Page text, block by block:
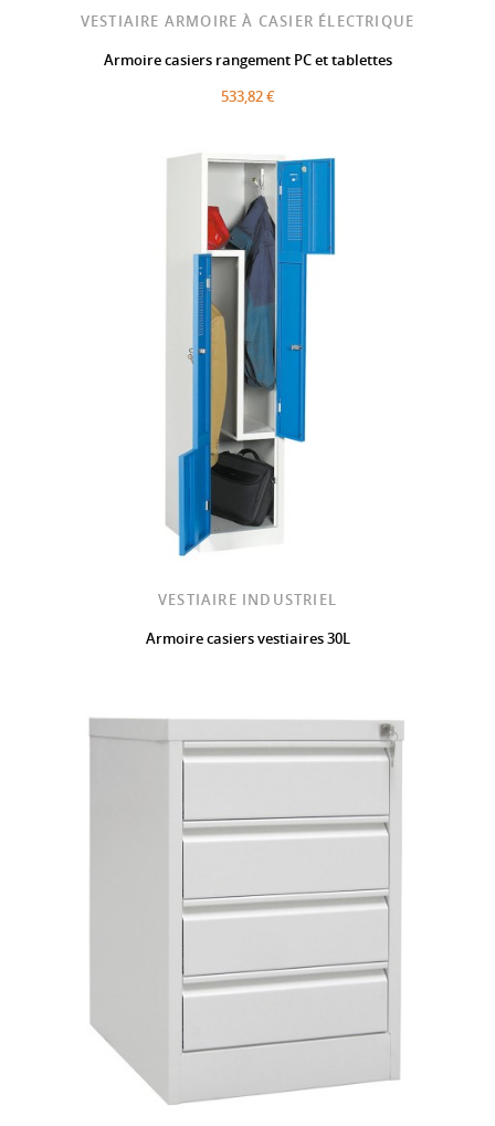
VESTIAIRE ARMOIRE À CASIER ÉLECTRIQUE
Armoire casiers rangement PC et tablettes
533,82 €
VESTIAIRE INDUSTRIEL
Armoire casiers vestiaires 30L